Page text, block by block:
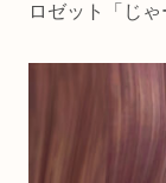
ロゼット「じ